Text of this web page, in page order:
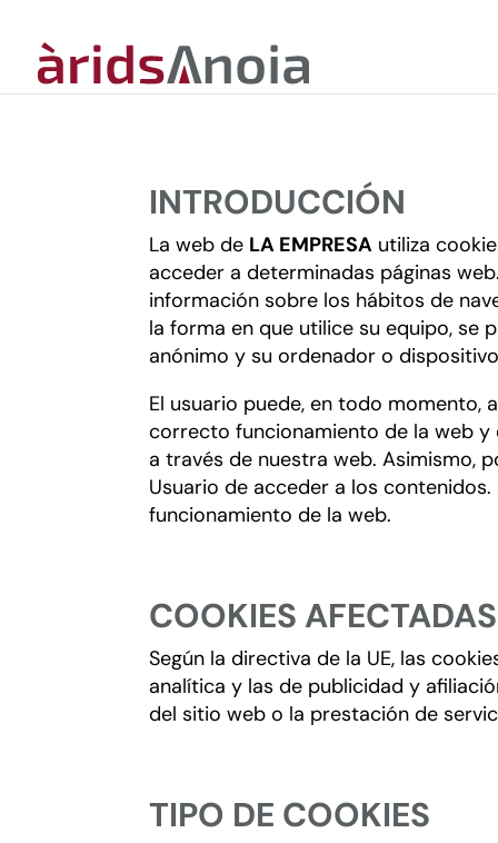
INTRODUCCIÓN
La web de LA EMPRESA utiliza
acceder a determinadas páginas
información sobre los hábitos de
la forma en que utilice su equipo, se
anónimo y su ordenador o
El usuario puede, en todo momento,
correcto funcionamiento de la web y
a través de nuestra web. Asimismo,
Usuario de acceder a los
funcionamiento de la web.
COOKIES
Según la directiva de la UE, las
analítica y las de publicidad y
del sitio web o la prestación de
TIPO DE COOKIES